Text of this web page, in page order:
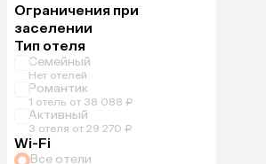
Ограничения при
заселении
Тип отеля
Семейный
Нет отелей
Романтик
1 отель от 38 088 ₽
Активный
3 отеля от 29 270 ₽
Wi-Fi
Все отели